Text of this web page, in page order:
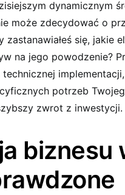
dynamicznym
może zdecydować o
się, jakie
na jego powodzenie?
potrzeb
zwrot z inwestycji.
biznesu